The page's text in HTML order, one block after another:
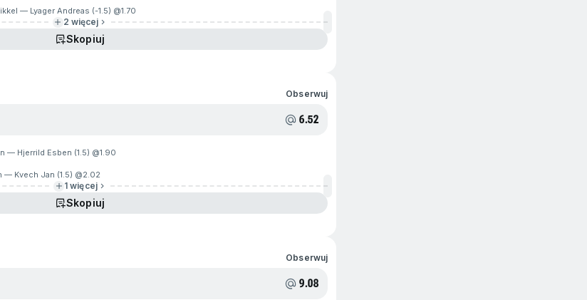
— Lyager Andreas (-1.5) @1.70
2 więcej
Skopiuj
Obserwuj
6.52
— Hjerrild Esben (1.5) @1.90
— Kvech Jan (1.5) @2.02
1 więcej
Skopiuj
Obserwuj
9.08